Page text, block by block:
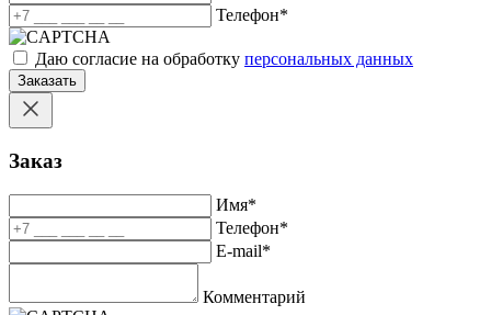
Телефон*
Даю согласие на обработку персональных данных
Заказать
Заказ
Имя*
Телефон*
E-mail*
Комментарий